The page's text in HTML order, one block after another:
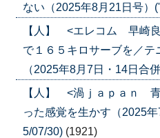
ない（2025年8月21日号）
【人】 <エレコム 早崎
で１６５キロサーブを／
（2025年8月7日・14日合
【人】 <渦ｊａｐａｎ
った感覚を生かす（2025
5/07/30) (1921)